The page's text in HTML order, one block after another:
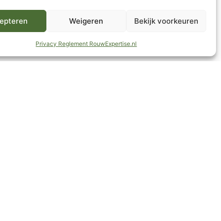
Weigeren Bekijk voorkeuren
Privacy Reglement RouwExpertise.nl